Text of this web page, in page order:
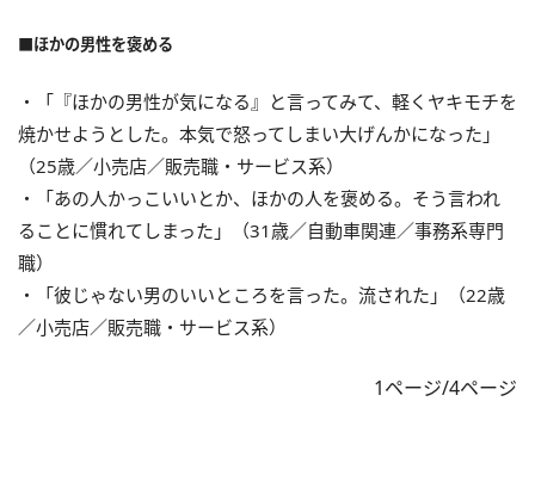
■ほかの男性を褒める
・「『ほかの男性が気になる』と言ってみて、軽くヤキモチを
焼かせようとした。本気で怒ってしまい大げんかになった」
（25歳／小売店／販売職・サービス系）
・「あの人かっこいいとか、ほかの人を褒める。そう言われ
ることに慣れてしまった」（31歳／自動車関連／事務系専門
職）
・「彼じゃない男のいいところを言った。流された」（22歳
／小売店／販売職・サービス系）
1ページ/4ページ